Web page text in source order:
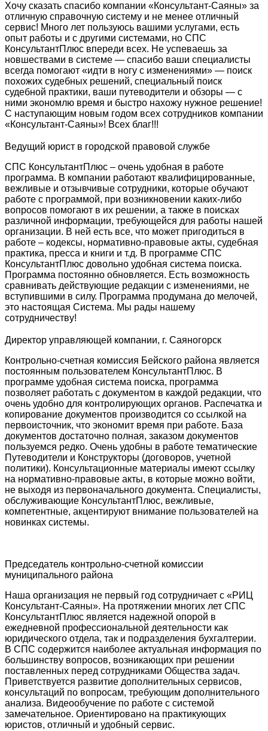
Хочу сказать спасибо компании «Консультант-Саяны» за
отличную справочную систему и не менее отличный
сервис! Много лет пользуюсь вашими услугами, есть
опыт работы и с другими системами, но СПС
КонсультантПлюс впереди всех. Не успеваешь за
новшествами в системе — спасибо ваши специалисты
всегда помогают «идти в ногу с изменениями» — поиск
похожих судебных решений, специальный поиск
судебной практики, ваши путеводители и обзоры — с
ними экономлю время и быстро нахожу нужное решение!
С наступающим новым годом всех сотрудников компании
«Консультант-Саяны»! Всех благ!!!
Ведущий юрист в городской правовой службе
СПС КонсультантПлюс – очень удобная в работе
программа. В компании работают квалифицированные,
вежливые и отзывчивые сотрудники, которые обучают
работе с программой, при возникновении каких-либо
вопросов помогают в их решении, а также в поисках
различной информации, требующейся для работы нашей
организации. В ней есть все, что может пригодиться в
работе – кодексы, нормативно-правовые акты, судебная
практика, пресса и книги и т.д. В программе СПС
КонсультантПлюс довольно удобная система поиска.
Программа постоянно обновляется. Есть возможность
сравнивать действующие редакции с изменениями, не
вступившими в силу. Программа продумана до мелочей,
это настоящая Система. Мы рады нашему
сотрудничеству!
Директор управляющей компании, г. Саяногорск
Контрольно-счетная комиссия Бейского района является
постоянным пользователем КонсультантПлюс. В
программе удобная система поиска, программа
позволяет работать с документом в каждой редакции, что
очень удобно для контролирующих органов. Распечатка и
копирование документов производится со ссылкой на
первоисточник, что экономит время при работе. База
документов достаточно полная, заказом документов
пользуемся редко. Очень удобны в работе тематические
Путеводители и Конструкторы (договоров, учетной
политики). Консультационные материалы имеют ссылку
на нормативно-правовые акты, в которые можно войти,
не выходя из первоначального документа. Специалисты,
обслуживающие КонсультантПлюс, вежливые,
компетентные, акцентируют внимание пользователей на
новинках системы.
Председатель контрольно-счетной комиссии
муниципального района
Наша организация не первый год сотрудничает с «РИЦ
Консультант-Саяны». На протяжении многих лет СПС
КонсультантПлюс является надежной опорой в
ежедневной профессиональной деятельности как
юридического отдела, так и подразделения бухгалтерии.
В СПС содержится наиболее актуальная информация по
большинству вопросов, возникающих при решении
поставленных перед сотрудниками Общества задач.
Приветствуется развитие дополнительных сервисов,
консультаций по вопросам, требующим дополнительного
анализа. Видеообучение по работе с системой
замечательное. Ориентировано на практикующих
юристов, отличный и удобный сервис.